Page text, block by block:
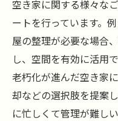
空き家に関する様々な
ートを行っています。
屋の整理が必要な場合
し、空間を有効に活用
老朽化が進んだ空き家
却などの選択肢を提案
に忙しくて管理が難し